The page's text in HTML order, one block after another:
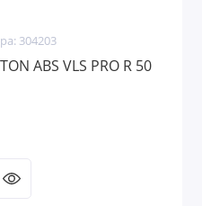
304203
ABS VLS PRO R 50